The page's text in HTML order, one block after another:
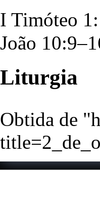
I Timóteo
João
Liturgia
Obtida de "